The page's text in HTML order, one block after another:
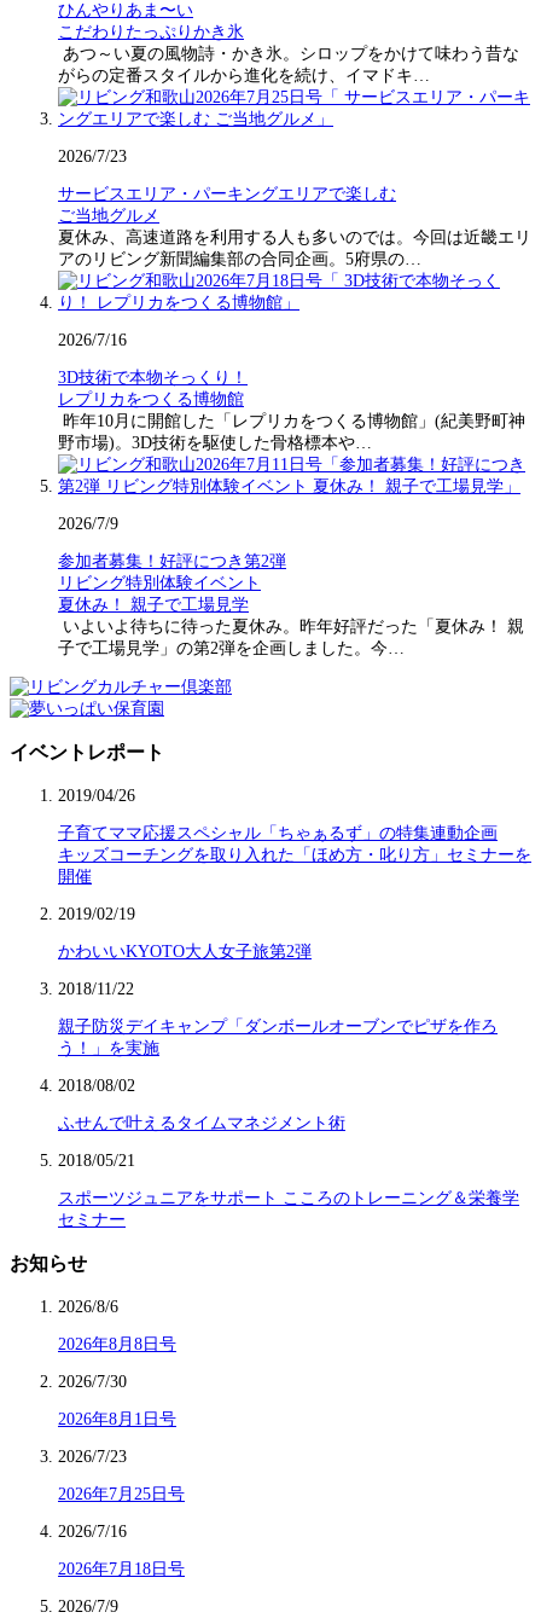
ひんやりあま〜い
こだわりたっぷりかき氷
あつ～い夏の風物詩・かき氷。シロップをかけて味わう昔な
がらの定番スタイルから進化を続け、イマドキ…
2026/7/23
サービスエリア・パーキングエリアで楽しむ
ご当地グルメ
夏休み、高速道路を利用する人も多いのでは。今回は近畿エリ
アのリビング新聞編集部の合同企画。5府県の…
2026/7/16
3D技術で本物そっくり！
レプリカをつくる博物館
昨年10月に開館した「レプリカをつくる博物館」(紀美野町神
野市場)。3D技術を駆使した骨格標本や…
2026/7/9
参加者募集！好評につき第2弾
リビング特別体験イベント
夏休み！ 親子で工場見学
いよいよ待ちに待った夏休み。昨年好評だった「夏休み！ 親
子で工場見学」の第2弾を企画しました。今…
イベントレポート
2019/04/26
子育てママ応援スペシャル「ちゃぁるず」の特集連動企画
キッズコーチングを取り入れた「ほめ方・叱り方」セミナーを
開催
2019/02/19
かわいいKYOTO大人女子旅第2弾
2018/11/22
親子防災デイキャンプ「ダンボールオーブンでピザを作ろ
う！」を実施
2018/08/02
ふせんで叶えるタイムマネジメント術
2018/05/21
スポーツジュニアをサポート こころのトレーニング＆栄養学
セミナー
お知らせ
2026/8/6
2026年8月8日号
2026/7/30
2026年8月1日号
2026/7/23
2026年7月25日号
2026/7/16
2026年7月18日号
2026/7/9